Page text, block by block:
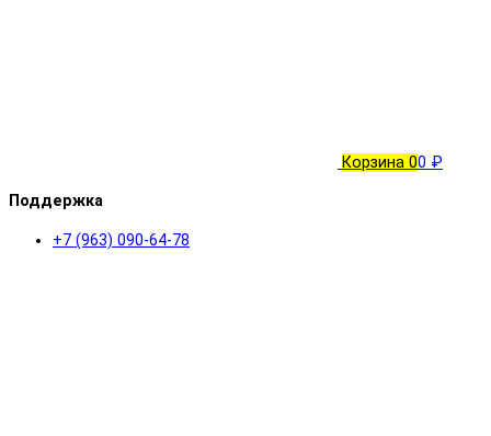
Корзина 00 ₽
Поддержка
+7 (963) 090-64-78